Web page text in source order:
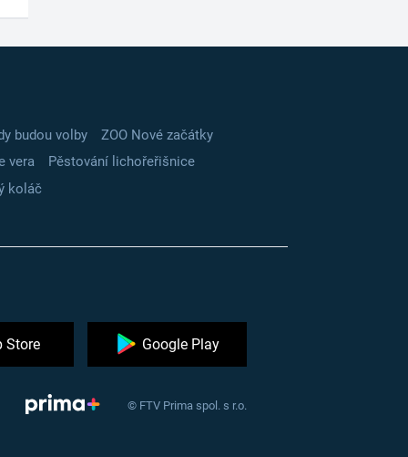
budou volby
ZOO Nové začátky
vera
Pěstování lichořeřišnice
koláč
Store Google Play
© FTV Prima spol. s r.o.